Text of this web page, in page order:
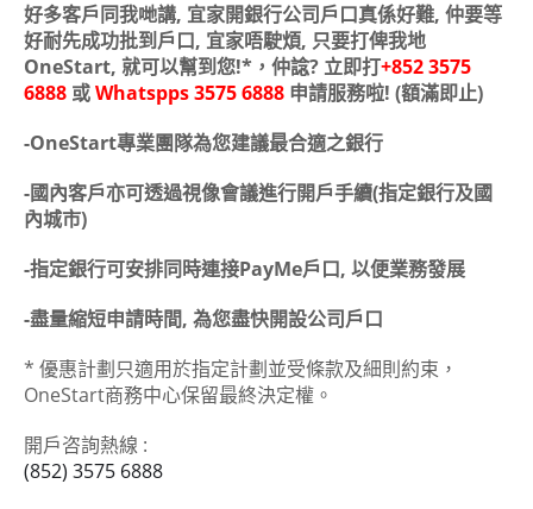
好多客戶同我哋講, 宜家開銀行公司戶口真係好難, 仲要等
好耐先成功批到戶口, 宜家唔駛煩, 只要打俾我地
OneStart, 就可以幫到您!*，仲諗? 立即打+852 3575
6888 或Whatspps 3575 6888 申請服務啦! (額滿即止)
-OneStart專業團隊為您建議最合適之銀行
-國內客戶亦可透過視像會議進行開戶手續(指定銀行及國
內城市)
-指定銀行可安排同時連接PayMe戶口, 以便業務發展
-盡量縮短申請時間, 為您盡快開設公司戶口
* 優惠計劃只適用於指定計劃並受條款及細則約束，
OneStart商務中心保留最終決定權。
開戶咨詢熱線 :
(852) 3575 6888